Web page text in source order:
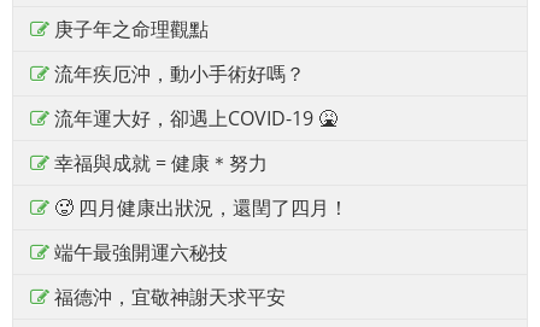
庚子年之命理觀點
流年疾厄沖，動小手術好嗎？
流年運大好，卻遇上COVID-19 🤮
幸福與成就 = 健康＊努力
🥵 四月健康出狀況，還閏了四月！
端午最強開運六秘技
福德沖，宜敬神謝天求平安